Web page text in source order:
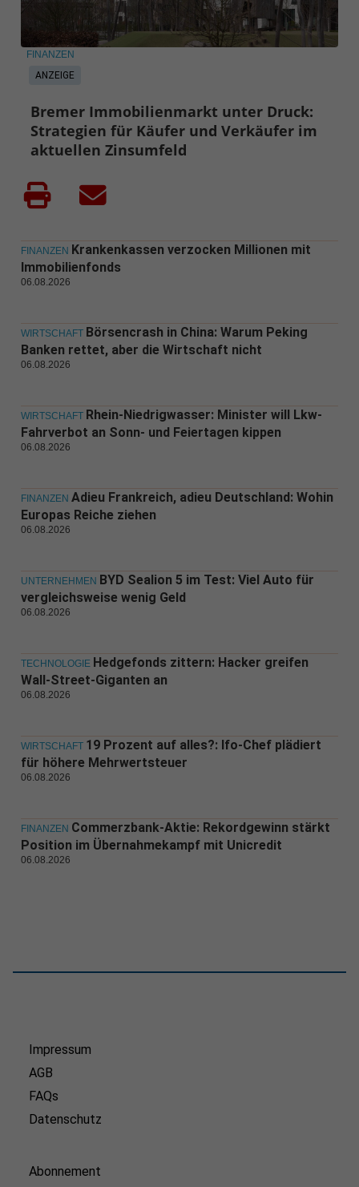
ANZEIGE
FINANZEN
Bremer Immobilienmarkt unter Druck:
Strategien für Käufer und Verkäufer im
aktuellen Zinsumfeld
FINANZEN Krankenkassen verzocken Millionen mit
Immobilienfonds
06.08.2026
WIRTSCHAFT Börsencrash in China: Warum Peking
Banken rettet, aber die Wirtschaft nicht
06.08.2026
WIRTSCHAFT Rhein-Niedrigwasser: Minister will Lkw-
Fahrverbot an Sonn- und Feiertagen kippen
06.08.2026
FINANZEN Adieu Frankreich, adieu Deutschland: Wohin
Europas Reiche ziehen
06.08.2026
UNTERNEHMEN BYD Sealion 5 im Test: Viel Auto für
vergleichsweise wenig Geld
06.08.2026
TECHNOLOGIE Hedgefonds zittern: Hacker greifen
Wall-Street-Giganten an
06.08.2026
WIRTSCHAFT 19 Prozent auf alles?: Ifo-Chef plädiert
für höhere Mehrwertsteuer
06.08.2026
FINANZEN Commerzbank-Aktie: Rekordgewinn stärkt
Position im Übernahmekampf mit Unicredit
06.08.2026
Impressum
AGB
FAQs
Datenschutz
Abonnement